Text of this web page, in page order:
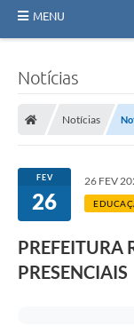
MENU
Licitações / PCA
Transparência
Contratos
Notícias
Notícias
FEV
26
26 FEV
PREFEITURA
PRESENCIAIS